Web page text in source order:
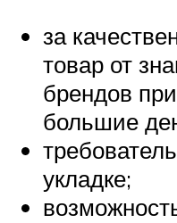
за
товар от
брендов
большие
укладке;